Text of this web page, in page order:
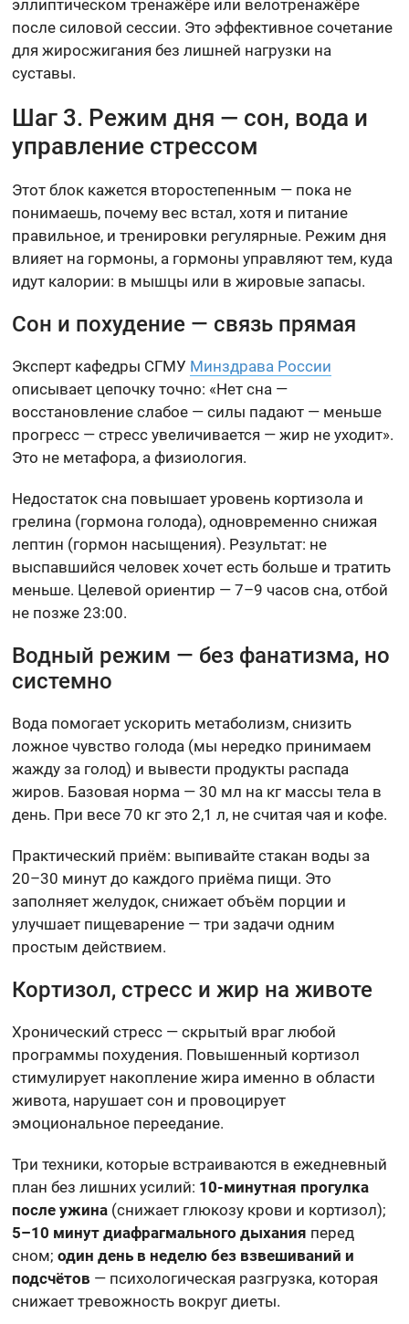
эллиптическом тренажёре или велотренажёре
после силовой сессии. Это эффективное сочетание
для жиросжигания без лишней нагрузки на
суставы.
Шаг 3. Режим дня — сон, вода и
управление стрессом
Этот блок кажется второстепенным — пока не
понимаешь, почему вес встал, хотя и питание
правильное, и тренировки регулярные. Режим дня
влияет на гормоны, а гормоны управляют тем, куда
идут калории: в мышцы или в жировые запасы.
Сон и похудение — связь прямая
Эксперт кафедры СГМУ Минздрава России
описывает цепочку точно: «Нет сна —
восстановление слабое — силы падают — меньше
прогресс — стресс увеличивается — жир не уходит».
Это не метафора, а физиология.
Недостаток сна повышает уровень кортизола и
грелина (гормона голода), одновременно снижая
лептин (гормон насыщения). Результат: не
выспавшийся человек хочет есть больше и тратить
меньше. Целевой ориентир — 7–9 часов сна, отбой
не позже 23:00.
Водный режим — без фанатизма, но
системно
Вода помогает ускорить метаболизм, снизить
ложное чувство голода (мы нередко принимаем
жажду за голод) и вывести продукты распада
жиров. Базовая норма — 30 мл на кг массы тела в
день. При весе 70 кг это 2,1 л, не считая чая и кофе.
Практический приём: выпивайте стакан воды за
20–30 минут до каждого приёма пищи. Это
заполняет желудок, снижает объём порции и
улучшает пищеварение — три задачи одним
простым действием.
Кортизол, стресс и жир на животе
Хронический стресс — скрытый враг любой
программы похудения. Повышенный кортизол
стимулирует накопление жира именно в области
живота, нарушает сон и провоцирует
эмоциональное переедание.
Три техники, которые встраиваются в ежедневный
план без лишних усилий: 10-минутная прогулка
после ужина (снижает глюкозу крови и кортизол);
5–10 минут диафрагмального дыхания перед
сном;один день в неделю без взвешиваний и
подсчётов — психологическая разгрузка, которая
снижает тревожность вокруг диеты.